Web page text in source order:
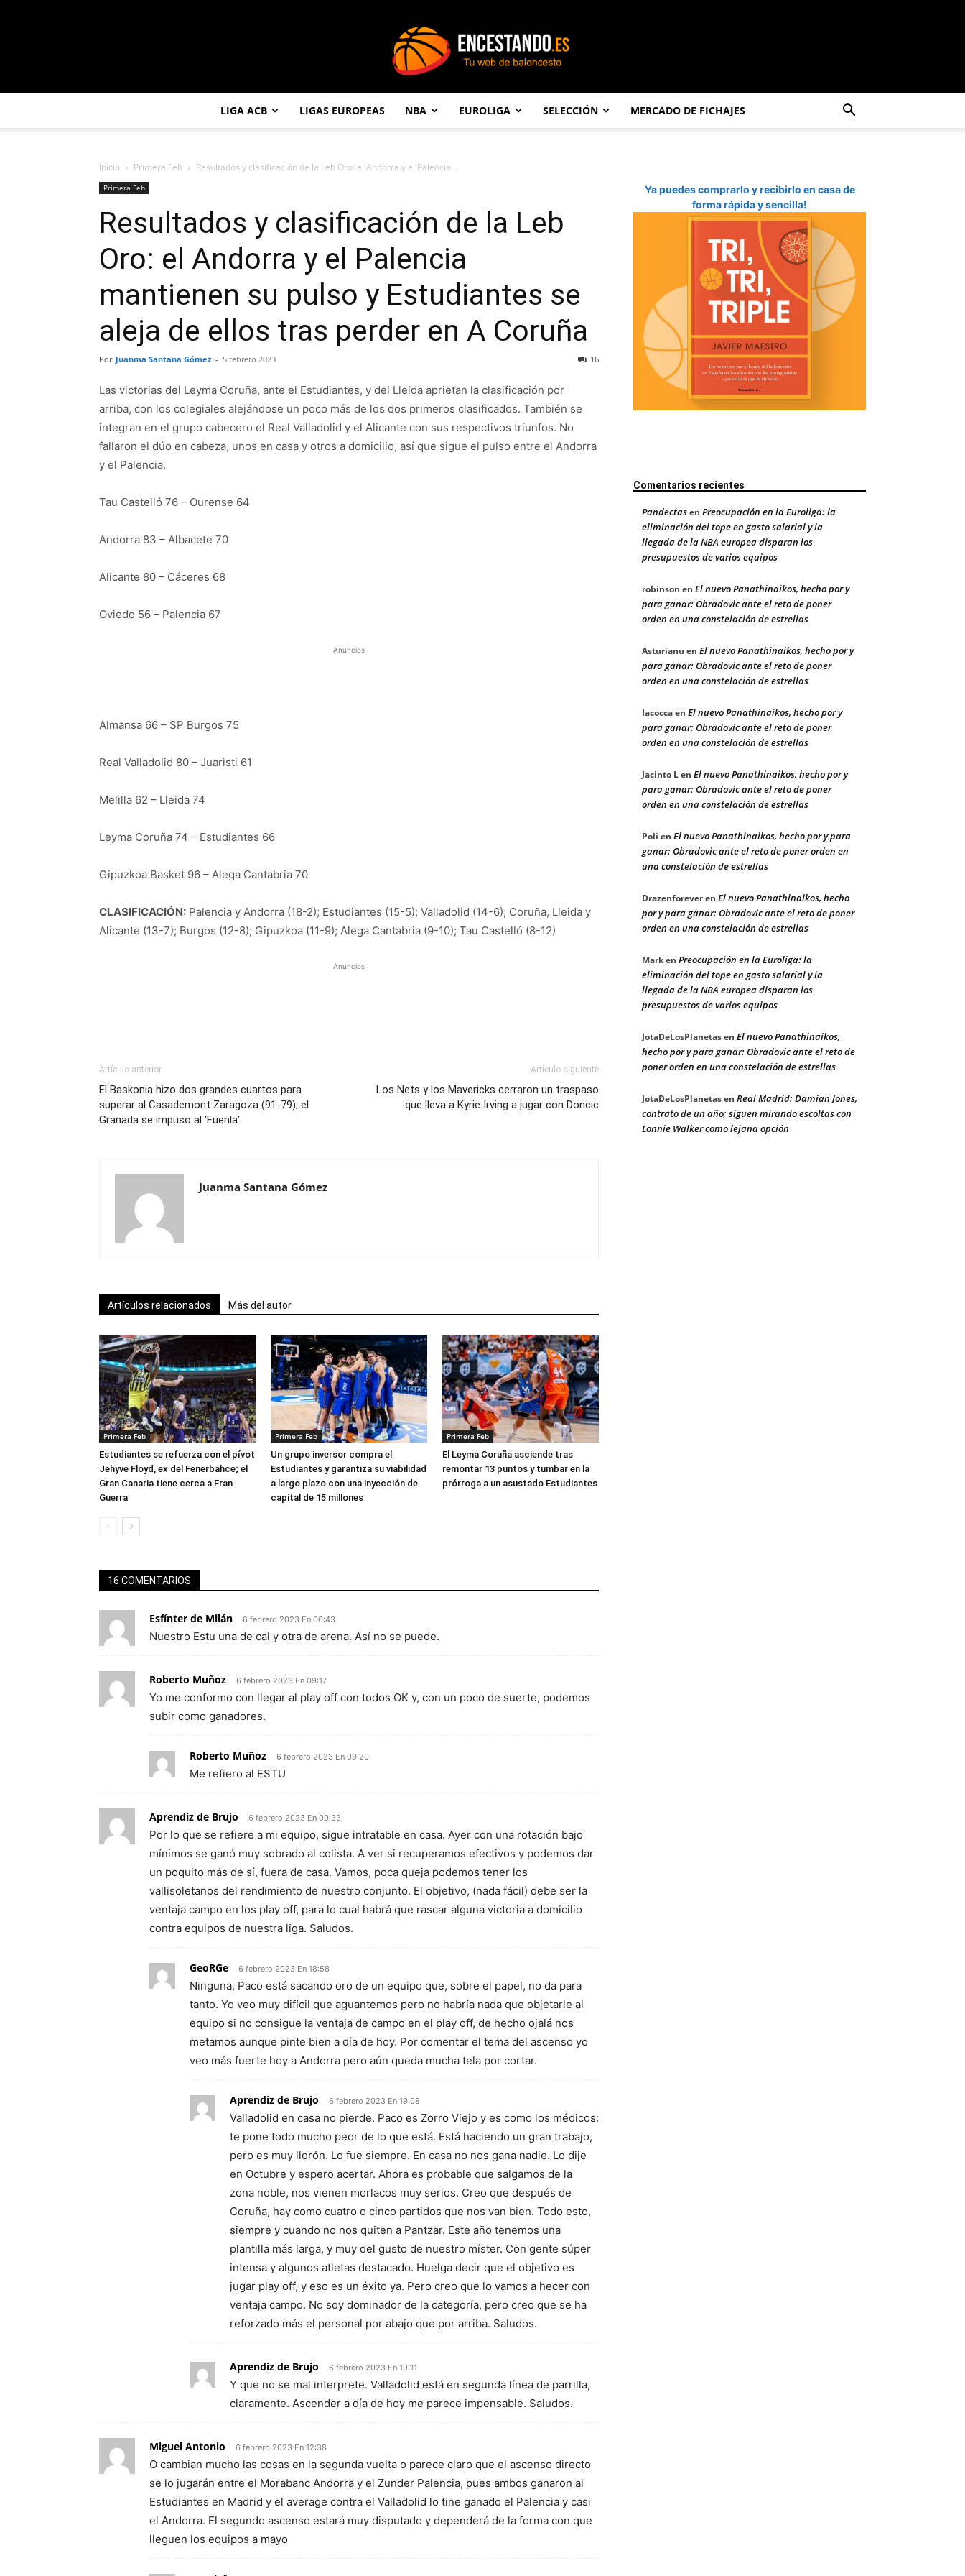
LIGA ACB LIGAS EUROPEAS NBA EUROLIGA SELECCIÓN MERCADO DE FICHAJES
Inicio Primera Feb Resultados y clasificación de la Leb Oro: el Andorra y el Palencia...
Primera Feb
Resultados y clasificación de la Leb
Oro: el Andorra y el Palencia
mantienen su pulso y Estudiantes se
aleja de ellos tras perder en A Coruña
Por Juanma Santana Gómez - 5 febrero 2023 16
Las victorias del Leyma Coruña, ante el Estudiantes, y del Lleida aprietan la clasificación por
arriba, con los colegiales alejándose un poco más de los dos primeros clasificados. También se
integran en el grupo cabecero el Real Valladolid y el Alicante con sus respectivos triunfos. No
fallaron el dúo en cabeza, unos en casa y otros a domicilio, así que sigue el pulso entre el Andorra
y el Palencia.
Tau Castelló 76 – Ourense 64
Andorra 83 – Albacete 70
Alicante 80 – Cáceres 68
Oviedo 56 – Palencia 67
Anuncios
Almansa 66 – SP Burgos 75
Real Valladolid 80 – Juaristi 61
Melilla 62 – Lleida 74
Leyma Coruña 74 – Estudiantes 66
Gipuzkoa Basket 96 – Alega Cantabria 70
CLASIFICACIÓN: Palencia y Andorra (18-2); Estudiantes (15-5); Valladolid (14-6); Coruña, Lleida y
Alicante (13-7); Burgos (12-8); Gipuzkoa (11-9); Alega Cantabria (9-10); Tau Castelló (8-12)
Anuncios
Artículo anterior
El Baskonia hizo dos grandes cuartos para
superar al Casademont Zaragoza (91-79); el
Granada se impuso al ‘Fuenla’
Artículo siguiente
Los Nets y los Mavericks cerraron un traspaso
que lleva a Kyrie Irving a jugar con Doncic
Juanma Santana Gómez
Artículos relacionados Más del autor
Primera Feb
Estudiantes se refuerza con el pívot
Jehyve Floyd, ex del Fenerbahce; el
Gran Canaria tiene cerca a Fran
Guerra
Primera Feb
Un grupo inversor compra el
Estudiantes y garantiza su viabilidad
a largo plazo con una inyección de
capital de 15 millones
Primera Feb
El Leyma Coruña asciende tras
remontar 13 puntos y tumbar en la
prórroga a un asustado Estudiantes
16 COMENTARIOS
Esfínter de Milán 6 febrero 2023 En 06:43
Nuestro Estu una de cal y otra de arena. Así no se puede.
Roberto Muñoz 6 febrero 2023 En 09:17
Yo me conformo con llegar al play off con todos OK y, con un poco de suerte, podemos
subir como ganadores.
Roberto Muñoz 6 febrero 2023 En 09:20
Me refiero al ESTU
Aprendiz de Brujo 6 febrero 2023 En 09:33
Por lo que se refiere a mi equipo, sigue intratable en casa. Ayer con una rotación bajo
mínimos se ganó muy sobrado al colista. A ver si recuperamos efectivos y podemos dar
un poquito más de sí, fuera de casa. Vamos, poca queja podemos tener los
vallisoletanos del rendimiento de nuestro conjunto. El objetivo, (nada fácil) debe ser la
ventaja campo en los play off, para lo cual habrá que rascar alguna victoria a domicilio
contra equipos de nuestra liga. Saludos.
GeoRGe 6 febrero 2023 En 18:58
Ninguna, Paco está sacando oro de un equipo que, sobre el papel, no da para
tanto. Yo veo muy difícil que aguantemos pero no habría nada que objetarle al
equipo si no consigue la ventaja de campo en el play off, de hecho ojalá nos
metamos aunque pinte bien a día de hoy. Por comentar el tema del ascenso yo
veo más fuerte hoy a Andorra pero aún queda mucha tela por cortar.
Aprendiz de Brujo 6 febrero 2023 En 19:08
Valladolid en casa no pierde. Paco es Zorro Viejo y es como los médicos:
te pone todo mucho peor de lo que está. Está haciendo un gran trabajo,
pero es muy llorón. Lo fue siempre. En casa no nos gana nadie. Lo dije
en Octubre y espero acertar. Ahora es probable que salgamos de la
zona noble, nos vienen morlacos muy serios. Creo que después de
Coruña, hay como cuatro o cinco partidos que nos van bien. Todo esto,
siempre y cuando no nos quiten a Pantzar. Este año tenemos una
plantilla más larga, y muy del gusto de nuestro míster. Con gente súper
intensa y algunos atletas destacado. Huelga decir que el objetivo es
jugar play off, y eso es un éxito ya. Pero creo que lo vamos a hecer con
ventaja campo. No soy dominador de la categoría, pero creo que se ha
reforzado más el personal por abajo que por arriba. Saludos.
Aprendiz de Brujo 6 febrero 2023 En 19:11
Y que no se mal interprete. Valladolid está en segunda línea de parrilla,
claramente. Ascender a día de hoy me parece impensable. Saludos.
Miguel Antonio 6 febrero 2023 En 12:38
O cambian mucho las cosas en la segunda vuelta o parece claro que el ascenso directo
se lo jugarán entre el Morabanc Andorra y el Zunder Palencia, pues ambos ganaron al
Estudiantes en Madrid y el average contra el Valladolid lo tine ganado el Palencia y casi
el Andorra. El segundo ascenso estará muy disputado y dependerá de la forma con que
lleguen los equipos a mayo
Ya puedes comprarlo y recibirlo en casa de
forma rápida y sencilla!
Comentarios recientes
Pandectasen Preocupación en la Euroliga: la
eliminación del tope en gasto salarial y la
llegada de la NBA europea disparan los
presupuestos de varios equipos
robinson en El nuevo Panathinaikos, hecho por y
para ganar: Obradovic ante el reto de poner
orden en una constelación de estrellas
Asturianu en El nuevo Panathinaikos, hecho por y
para ganar: Obradovic ante el reto de poner
orden en una constelación de estrellas
Iacoccaen El nuevo Panathinaikos, hecho por y
para ganar: Obradovic ante el reto de poner
orden en una constelación de estrellas
Jacinto Len El nuevo Panathinaikos, hecho por y
para ganar: Obradovic ante el reto de poner
orden en una constelación de estrellas
Poli en El nuevo Panathinaikos, hecho por y para
ganar: Obradovic ante el reto de poner orden en
una constelación de estrellas
Drazenforeveren El nuevo Panathinaikos, hecho
por y para ganar: Obradovic ante el reto de poner
orden en una constelación de estrellas
Marken Preocupación en la Euroliga: la
eliminación del tope en gasto salarial y la
llegada de la NBA europea disparan los
presupuestos de varios equipos
JotaDeLosPlanetasen El nuevo Panathinaikos,
hecho por y para ganar: Obradovic ante el reto de
poner orden en una constelación de estrellas
JotaDeLosPlanetasen Real Madrid: Damian Jones,
contrato de un año; siguen mirando escoltas con
Lonnie Walker como lejana opción